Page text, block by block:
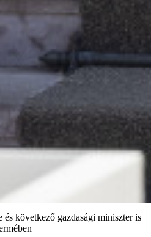
következő gazdasági miniszter is